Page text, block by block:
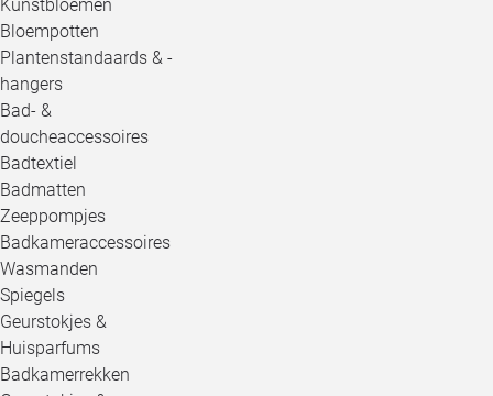
Kunstbloemen
Bloempotten
Plantenstandaards & -
hangers
Bad- &
doucheaccessoires
Badtextiel
Badmatten
Zeeppompjes
Badkameraccessoires
Wasmanden
Spiegels
Geurstokjes &
Huisparfums
Badkamerrekken